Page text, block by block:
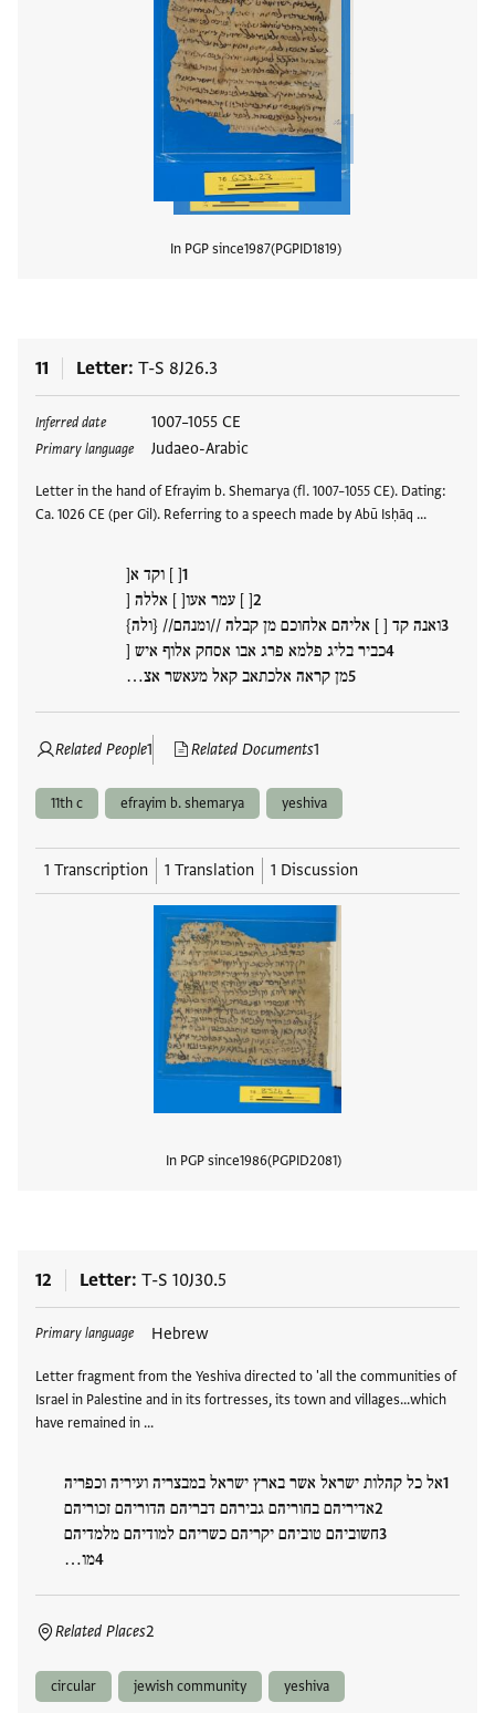
In PGP since1987 PGPID1819
11 Letter T-S 8J26.3
Inferred date 1007–1055 CE
Primary language Judaeo-Arabic
Letter in the hand of Efrayim b. Shemarya (fl. 1007–1055 CE). Dating:
Ca. 1026 CE (per Gil). Referring to a speech made by Abū Isḥāq …
[ ] וקד א[
[ ] עמר אעו[ ] אללה [
ואנה קד [ ] אליהם אלחוכם מן קבלה //ומנהם// {ולה}
כביר בליג פלמא פרג אבו אסחק אלוף איש [
מן קראה אלכתאב קאל מעאשר אצ…
Related People1 Related Documents1
Tags
11th c efrayim b. shemarya yeshiva
1 Transcription 1 Translation 1 Discussion
In PGP since1986 PGPID2081
12 Letter T-S 10J30.5
Primary language Hebrew
Letter fragment from the Yeshiva directed to 'all the communities of
Israel in Palestine and in its fortresses, its town and villages...which
have remained in …
אל כל קהלות ישראל אשר בארץ ישראל במבצריה ועיריה וכפריה
אדיריהם בחוריהם גבירהם דבריהם הדוריהם זכוריהם
חשוביהם טוביהם יקריהם כשריהם למודיהם מלמדיהם
מו…
Related Places2
Tags
circular jewish community yeshiva